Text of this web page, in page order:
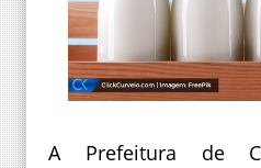
A Prefeitura de